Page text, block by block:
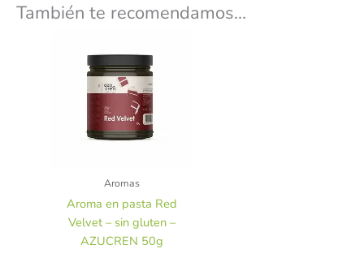
También te recomendamos…
Aromas
Aroma en pasta Red
Velvet – sin gluten –
AZUCREN 50g